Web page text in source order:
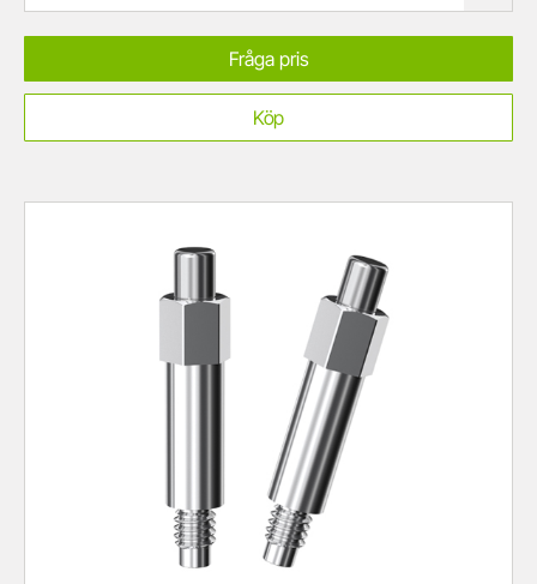
Fråga pris
Köp